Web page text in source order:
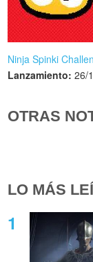
Ninja Spinki
Lanzamiento: 26/
OTRAS
LO MÁS